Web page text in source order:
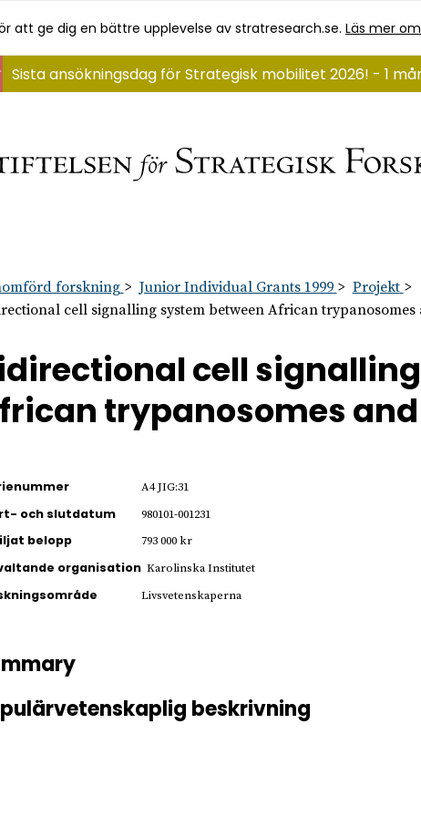
att ge dig en bättre upplevelse av stratresearch.se.Läs mer
Sista ansökningsdag för Strategisk mobilitet 2026! - 1
forskning Junior Individual Grants 1999
Projekt
cell signalling system between African trypanosomes
cell
trypanosomes
A4 JIG:31
och slutdatum 980101-001231
belopp 793 000 kr
organisation Karolinska Institutet
Livsvetenskaperna
beskrivning